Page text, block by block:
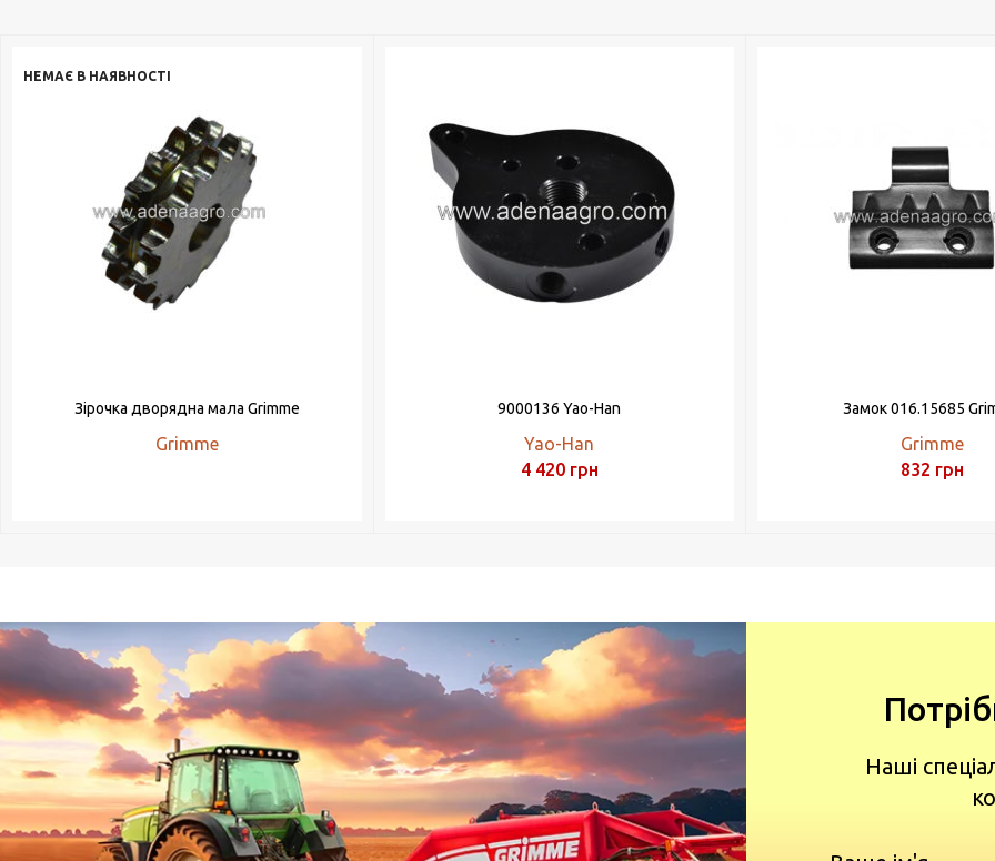
НЕМАЄ В НАЯВНОСТІ
Зірочка дворядна мала Grimme
Grimme
9000136 Yao-Han
Yao-Han
4 420 грн
Замок 016.15685
Grimme
832 грн
Наші